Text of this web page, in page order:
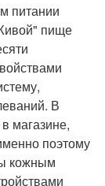
питании
пище
В
магазине,
поэтому
кожным